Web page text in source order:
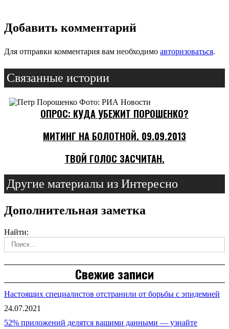
Добавить комментарий
Для отправки комментария вам необходимо авторизоваться.
Связанные истории
ОПРОС: КУДА УБЕЖИТ ПОРОШЕНКО?
МИТИНГ НА БОЛОТНОЙ. 09.09.2013
ТВОЙ ГОЛОС ЗАСЧИТАН.
Другие материалы из Интересно
Дополнительная заметка
Найти:
Свежие записи
Настоящих специалистов отстранили от борьбы с эпидемией
24.07.2021
52% приложений делятся вашими данными — узнайте